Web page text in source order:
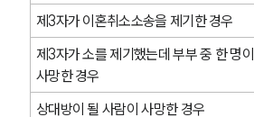
제3자가 이혼취소소송을 제기한 경우
제3자가 소를 제기했는데 부부 중 한 명이
사망한 경우
상대방이 될 사람이 사망한 경우